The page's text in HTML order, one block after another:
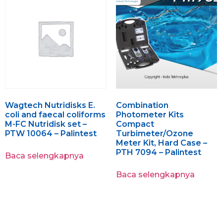
Wagtech Nutridisks E.
coli and faecal coliforms
M-FC Nutridisk set –
PTW 10064 – Palintest
Baca selengkapnya
Combination
Photometer Kits
Compact
Turbimeter/Ozone
Meter Kit, Hard Case –
PTH 7094 – Palintest
Baca selengkapnya